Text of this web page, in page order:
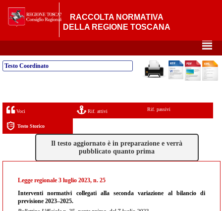
RACCOLTA NORMATIVA
DELLA REGIONE TOSCANA
²
Testo Coordinato
Voci Rif. attivi Rif. passivi
Testo Storico
Il testo aggiornato è in preparazione e verrà
pubblicato quanto prima
Legge regionale 3 luglio 2023, n. 25
Interventi normativi collegati alla seconda variazione al bilancio di
previsione 2023–2025.